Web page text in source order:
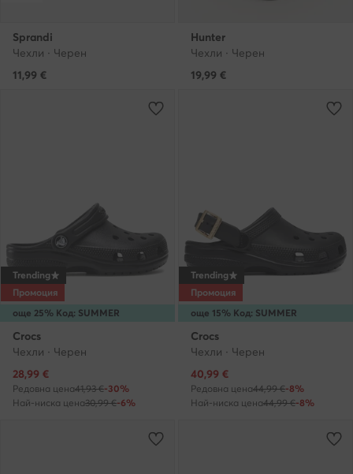
Sprandi
Чехли · Черен
11,99 €
Hunter
Чехли · Черен
19,99 €
още 25% Код: SUMMER
Trending
Промоция
Crocs
Чехли · Черен
Актуална цена
28,99 €
Редовна цена41,93 €-30%
Най-ниска цена30,99 €-6%
още 15% Код: SUMMER
Trending
Промоция
Crocs
Чехли · Черен
Актуална цена
40,99 €
Редовна цена44,99 €-8%
Най-ниска цена44,99 €-8%